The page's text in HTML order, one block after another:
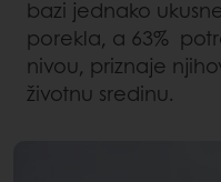
bazi jednako
porekla, a 63%
nivou, priznaje
životnu sredinu.